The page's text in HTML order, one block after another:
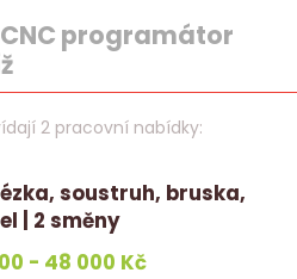
CNC programátor
2 pracovní nabídky:
soustruh, bruska,
| 2 směny
- 48 000 Kč